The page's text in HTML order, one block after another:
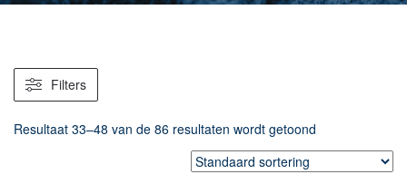
Filters
Resultaat 33–48 van de 86 resultaten wordt getoond